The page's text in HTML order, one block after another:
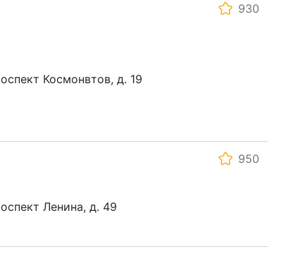
930
Космонвтов, д. 19
950
Ленина, д. 49